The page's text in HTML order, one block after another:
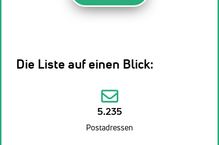
Die Liste auf einen Blick:
5.235
Postadressen